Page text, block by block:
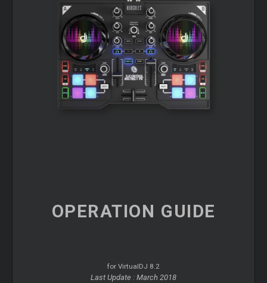
OPERATION GUIDE
for VirtualDJ 8.2
Last Update : March 2018